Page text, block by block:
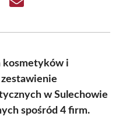
Share
kosmetyków i
w Sulechowie
spośród 4 firm.